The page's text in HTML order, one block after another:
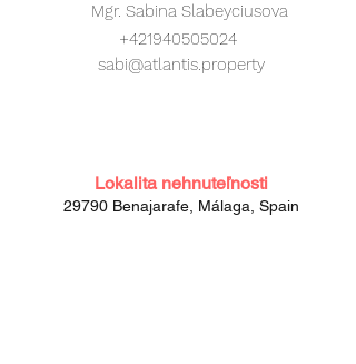
Mgr. Sabina Slabeyciusova
+421940505024
sabi@atlantis.property
Lokalita nehnuteľnosti
29790 Benajarafe, Málaga, Spain